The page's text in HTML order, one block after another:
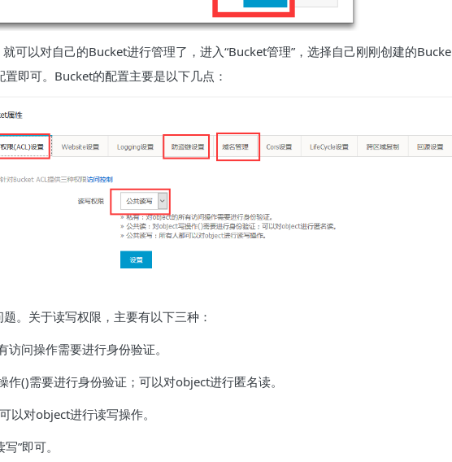
可以对自己的Bucket进行管理了，进入“Bucket管理”，选择自己刚刚创建的Bucke
即可。Bucket的配置主要是以下几点：
。关于读写权限，主要有以下三种：
问操作需要进行身份验证。
作()需要进行身份验证；可以对object进行匿名读。
以对object进行读写操作。
”即可。